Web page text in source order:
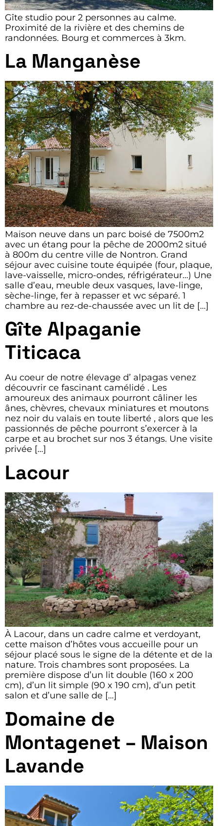
Gîte studio pour 2 personnes au calme.
Proximité de la rivière et des chemins de
randonnées. Bourg et commerces à 3km.
La Manganèse
Maison neuve dans un parc boisé de 7500m2
avec un étang pour la pêche de 2000m2 situé
à 800m du centre ville de Nontron. Grand
séjour avec cuisine toute équipée (four, plaque,
lave-vaisselle, micro-ondes, réfrigérateur…) Une
salle d’eau, meuble deux vasques, lave-linge,
sèche-linge, fer à repasser et wc séparé. 1
chambre au rez-de-chaussée avec un lit de […]
Gîte Alpaganie
Titicaca
Au coeur de notre élevage d’ alpagas venez
découvrir ce fascinant camélidé . Les
amoureux des animaux pourront câliner les
ânes, chèvres, chevaux miniatures et moutons
nez noir du valais en toute liberté , alors que les
passionnés de pêche pourront s’exercer à la
carpe et au brochet sur nos 3 étangs. Une visite
privée […]
Lacour
À Lacour, dans un cadre calme et verdoyant,
cette maison d’hôtes vous accueille pour un
séjour placé sous le signe de la détente et de la
nature. Trois chambres sont proposées. La
première dispose d’un lit double (160 x 200
cm), d’un lit simple (90 x 190 cm), d’un petit
salon et d’une salle de […]
Domaine de
Montagenet – Maison
Lavande